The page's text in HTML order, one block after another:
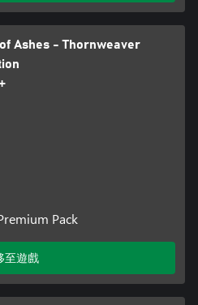
Ashes - Thornweaver
Pack
至遊戲